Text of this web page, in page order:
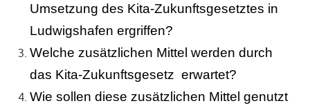
Umsetzung des Kita-Zukunftsgesetztes in
Ludwigshafen ergriffen?
Welche zusätzlichen Mittel werden durch
das Kita-Zukunftsgesetz erwartet?
Wie sollen diese zusätzlichen Mittel genutzt